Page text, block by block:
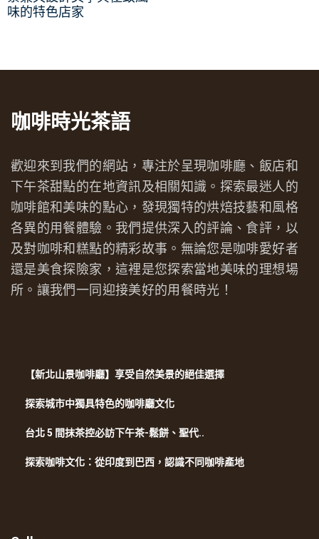
味的特色店家
咖啡時光茶語
歡迎來到我們的網站，專注於呈現咖啡廳、飯店和
下午茶甜點的在地資訊及相關知識。探索最迷人的
咖啡館和美味的點心，發現獨特的烘焙技藝和風格
各異的用餐體驗。我們提供深入的評論、食評，以
及對咖啡和糕點的精彩故事。無論您是咖啡愛好者
還是美食探險家，這裡是您探索當地美味的理想場
所。讓我們一同迎接美好的用餐時光！
【新北山景咖啡廳】享受自然美景的絕佳選擇
探索城市中獨具特色的咖啡廳文化
台北 5 間抹茶控必訪下午茶-鬆餅、聖代..
探索咖啡文化：從印度到巴西，認識不同咖啡產地